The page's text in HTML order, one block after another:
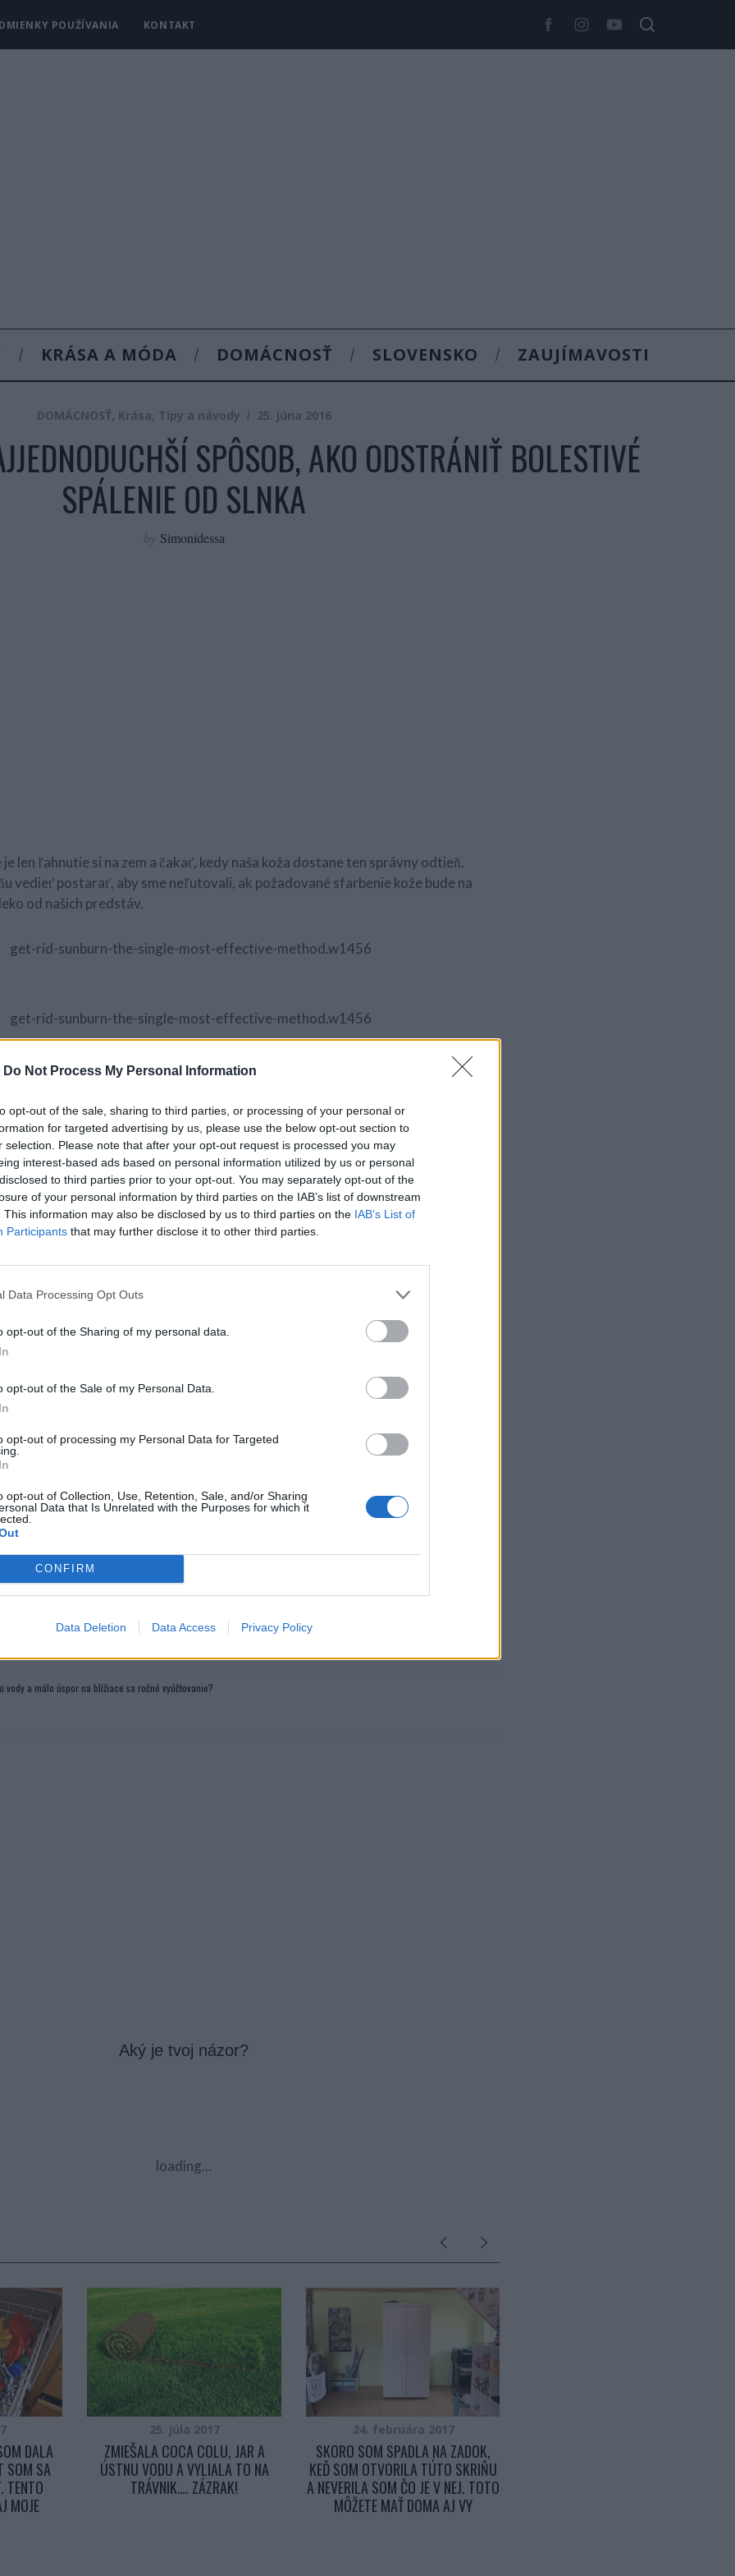
Do Not Process My Personal Information
opt-out of the sale, sharing to third parties, or processing of your personal or
for targeted advertising by us, please use the below opt-out section to
selection. Please note that after your opt-out request is processed you may
interest-based ads based on personal information utilized by us or personal
to third parties prior to your opt-out. You may separately opt-out of the
of your personal information by third parties on the IAB’s list of downstream
This information may also be disclosed by us to third parties on the IAB’s List of
Participants that may further disclose it to other third parties.
Data Processing Opt Outs
opt-out of the Sharing of my personal data.
opt-out of the Sale of my Personal Data.
opt-out of processing my Personal Data for Targeted
opt-out of Collection, Use, Retention, Sale, and/or Sharing
Data that Is Unrelated with the Purposes for which it
CONFIRM
Data Deletion Data Access Privacy Policy
POUŽÍVANIA KONTAKT
KRÁSA A MÓDA DOMÁCNOSŤ SLOVENSKO ZAUJÍMAVOSTI
DOMÁCNOSŤ, Krása, Tipy a návody 25. júna 2016
SPÔSOB, AKO ODSTRÁNIŤ BOLESTIVÉ
SPÁLENIE OD SLNKA
by Simonidessa
len ľahnutie si na zem a čakať, kedy naša koža dostane ten správny odtieň.
vedieť postarať, aby sme neľutovali, ak požadované sfarbenie kože bude na
od našich predstáv.
zdroj:
Prečítajte si aj
sa a užívajte si: 6 tipov, ako mať z intímneho zblíženia intenzívnejší pôžitok
vody a málo úspor na blížiace sa ročné vyúčtovanie?
Aký je tvoj názor?
loading...
DALA
SOM SA
TENTO
MOJE
25. júla 2017
ZMIEŠALA COCA COLU, JAR A
ÚSTNU VODU A VYLIALA TO NA
TRÁVNIK…. ZÁZRAK!
24. februára 2017
SKORO SOM SPADLA NA ZADOK,
KEĎ SOM OTVORILA TÚTO SKRIŇU
A NEVERILA SOM ČO JE V NEJ. TOTO
MÔŽETE MAŤ DOMA AJ VY